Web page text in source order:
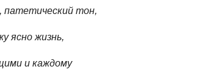
патетический тон,
ясно жизнь,
и каждому